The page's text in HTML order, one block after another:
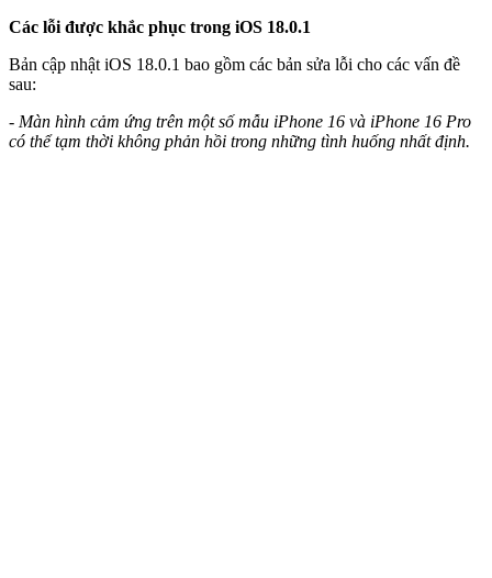
Các lỗi được khắc phục trong iOS 18.0.1
Bản cập nhật iOS 18.0.1 bao gồm các bản sửa lỗi cho các vấn đề
sau:
- Màn hình cảm ứng trên một số mẫu iPhone 16 và iPhone 16 Pro
có thể tạm thời không phản hồi trong những tình huống nhất định.